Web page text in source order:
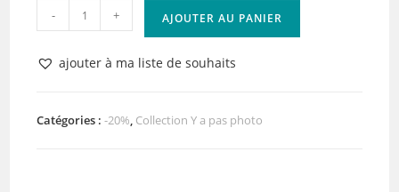
quantité
de
Papier
Y
- + AJOUTER AU PANIER
ajouter à ma liste de souhaits
Catégories :-20%, Collection Y a pas photo